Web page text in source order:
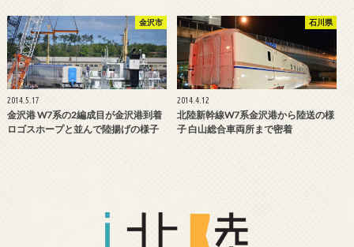
金沢市
2014.5.17
金沢港 W7系の2編成目が金沢港到着
ロゴスホープと並んで陸揚げの様子
石川県
2014.4.12
北陸新幹線W7系金沢港から陸送の様
子 白山総合車両所まで密着